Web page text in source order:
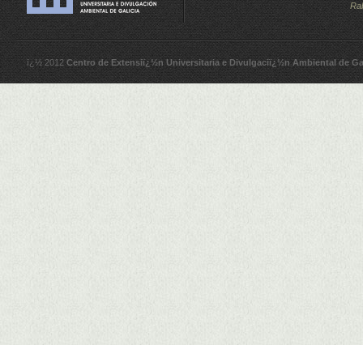
ï¿½ 2012 Centro de Extensiï¿½n Universitaria e Divulgaciï¿½n Ambiental de